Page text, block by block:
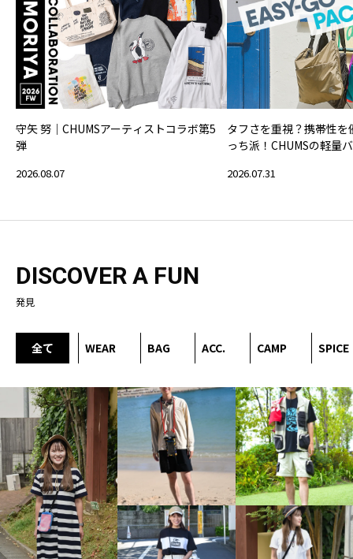
守矢 努｜CHUMSアーティストコラボ第5
弾
2026.08.07
タフさを重視？携帯性
っち派！CHUMSの軽量
2026.07.31
DISCOVER A FUN
発見
全て WEAR BAG ACC. CAMP SPICE